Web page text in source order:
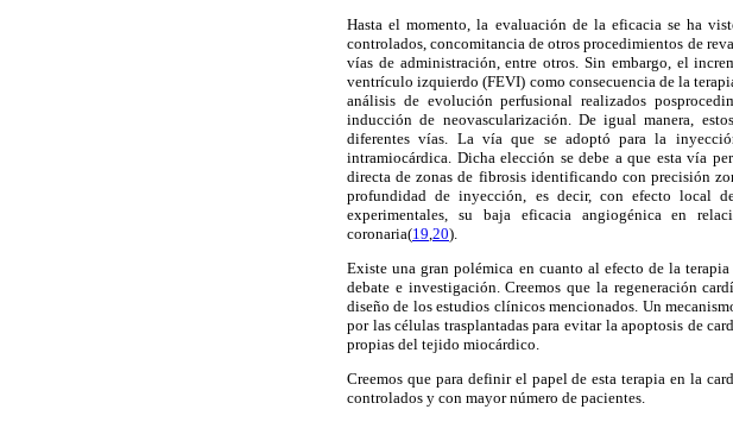
Hasta el momento, la evaluación de la eficacia se ha
controlados, concomitancia de otros procedimientos de
vías de administración, entre otros. Sin embargo, el
ventrículo izquierdo (FEVI) como consecuencia de la
análisis de evolución perfusional realizados
inducción de neovascularización. De igual manera,
diferentes vías. La vía que se adoptó para la
intramiocárdica. Dicha elección se debe a que esta vía
directa de zonas de fibrosis identificando con precisión
profundidad de inyección, es decir, con efecto local
experimentales, su baja eficacia angiogénica en
coronaria(19 20).
Existe una gran polémica en cuanto al efecto de la
debate e investigación. Creemos que la regeneración
diseño de los estudios clínicos mencionados. Un
por las células trasplantadas para evitar la apoptosis de
propias del tejido miocárdico.
Creemos que para definir el papel de esta terapia en la
controlados y con mayor número de pacientes.